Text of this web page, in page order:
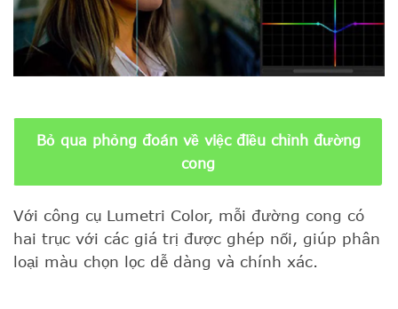
Bỏ qua phỏng đoán về việc điều chỉnh đường
cong
Với công cụ Lumetri Color, mỗi đường cong có
hai trục với các giá trị được ghép nối, giúp phân
loại màu chọn lọc dễ dàng và chính xác.